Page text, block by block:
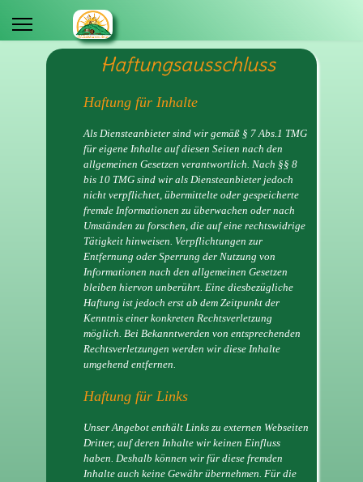
Haftungsausschluss
Haftung für Inhalte
Als Diensteanbieter sind wir gemäß § 7 Abs.1 TMG
für eigene Inhalte auf diesen Seiten nach den
allgemeinen Gesetzen verantwortlich. Nach §§ 8
bis 10 TMG sind wir als Diensteanbieter jedoch
nicht verpflichtet, übermittelte oder gespeicherte
fremde Informationen zu überwachen oder nach
Umständen zu forschen, die auf eine rechtswidrige
Tätigkeit hinweisen. Verpflichtungen zur
Entfernung oder Sperrung der Nutzung von
Informationen nach den allgemeinen Gesetzen
bleiben hiervon unberührt. Eine diesbezügliche
Haftung ist jedoch erst ab dem Zeitpunkt der
Kenntnis einer konkreten Rechtsverletzung
möglich. Bei Bekanntwerden von entsprechenden
Rechtsverletzungen werden wir diese Inhalte
umgehend entfernen.
Haftung für Links
Unser Angebot enthält Links zu externen Webseiten
Dritter, auf deren Inhalte wir keinen Einfluss
haben. Deshalb können wir für diese fremden
Inhalte auch keine Gewähr übernehmen. Für die